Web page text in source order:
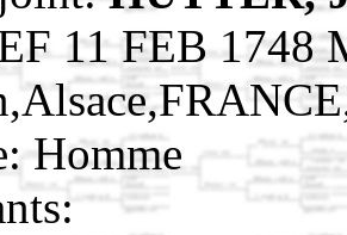
11 FEB 1748
Homme